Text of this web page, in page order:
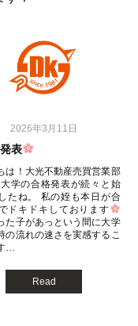
2026年3月11日
表
は！大光不動産売買営業部
学の合格発表が続々と始
たね。 私の姪も本日が合
ドキドキしております
た子があっという間に大学
の流れの速さを実感するこ
…
Read